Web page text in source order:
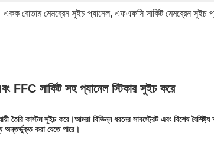
একক বোতাম মেমব্রেন সুইচ প্যানেল, এফএফসি সার্কিট মেমব্রেন সুইচ
FFC সার্কিট সহ প্যানেল স্টিকার সুইচ করে
তৈরি কাস্টম সুইচ করে।আমরা বিভিন্ন ধরনের সাবস্ট্রেট এবং বিশেষ
অন্তর্ভুক্ত করা যেতে পারে।